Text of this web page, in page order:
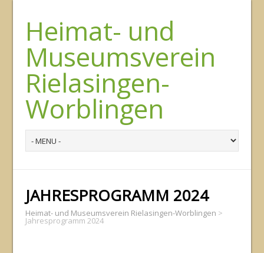
Heimat- und
Museumsverein
Rielasingen-
Worblingen
JAHRESPROGRAMM 2024
Heimat- und Museumsverein Rielasingen-Worblingen >
Jahresprogramm 2024